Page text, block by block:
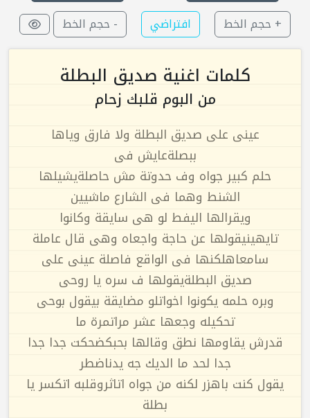
+ حجم الخط
افتراضي - حجم الخط
كلمات اغنية صديق البطلة
من البوم قلبك زحام
عينى على صديق البطلة ولا فارق وياها
ببصلةعايش فى
حلم كبير جواه وف حدوتة مش حاصلةيشيلها
الشنط وهما فى الشارع ماشيين
ويقرالها اليفط لو هى سايقة وكانوا
تايهينيقولها عن حاجة واجعاه وهى قال عاملة
سامعاهلكنها فى الواقع فاصلة عينى على
صديق البطلةيقولها ف سره يا روحى
وبره حلمه يكونوا اخواتلو مضايقة بيقول بوحى
تحكيله وجعها عشر مراتمرة ما
قدرش يقاومها نطق وقالها بحبكضحكت جدا جدا
جدا لحد ما الديك جه يدناضطر
يقول كنت باهزر لكنه من جواه اتاثروقلبه اتكسر يا
بطلة